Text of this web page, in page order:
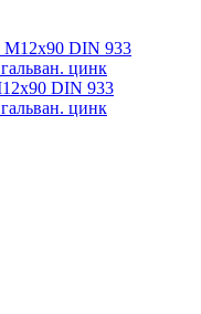
DIN 933
цинк